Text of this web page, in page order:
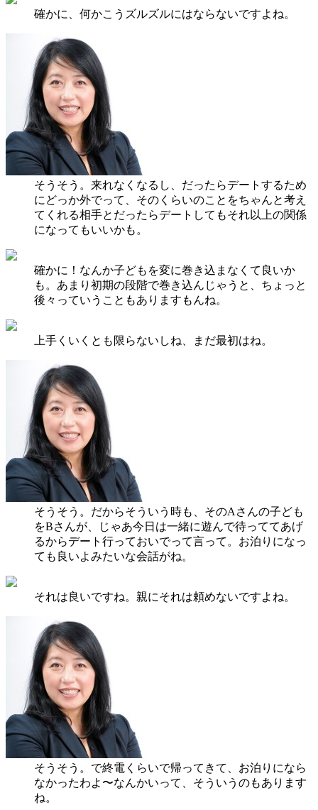
確かに、何かこうズルズルにはならないですよね。
そうそう。来れなくなるし、だったらデートするため
にどっか外でって、そのくらいのことをちゃんと考え
てくれる相手とだったらデートしてもそれ以上の関係
になってもいいかも。
確かに！なんか子どもを変に巻き込まなくて良いか
も。あまり初期の段階で巻き込んじゃうと、ちょっと
後々っていうこともありますもんね。
上手くいくとも限らないしね、まだ最初はね。
そうそう。だからそういう時も、そのAさんの子ども
をBさんが、じゃあ今日は一緒に遊んで待っててあげ
るからデート行っておいでって言って。お泊りになっ
ても良いよみたいな会話がね。
それは良いですね。親にそれは頼めないですよね。
そうそう。で終電くらいで帰ってきて、お泊りになら
なかったわよ〜なんかいって、そういうのもあります
ね。